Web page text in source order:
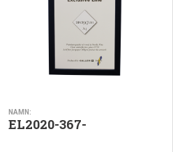
NAMN:
EL2020-367-